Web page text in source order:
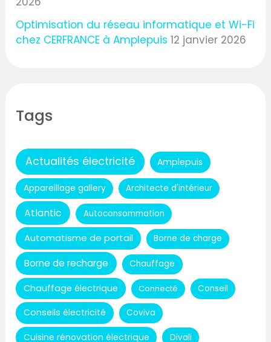
Optimisation du réseau informatique et Wi-Fi
chez CERFRANCE à Amplepuis 12 janvier 2026
Tags
Actualités électricité Amplepuis
Appareillage gallery Architecte d'intérieur
Atlantic Autoconsommation
Automatisme de portail Borne de charge
Borne de recharge Chauffage
Chauffage électrique Connecté Conseil
Conseils électricité Coviva
Cuisine rénovation électrique Divali